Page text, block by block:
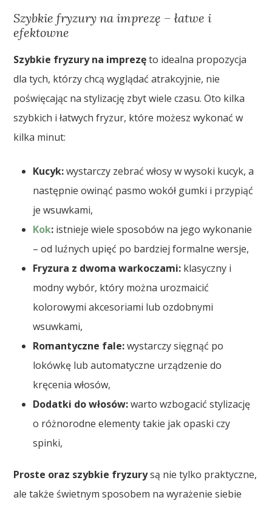
Szybkie fryzury na imprezę – łatwe i
efektowne
Szybkie fryzury na imprezęto idealna propozycja
dla tych, którzy chcą wyglądać atrakcyjnie, nie
poświęcając na stylizację zbyt wiele czasu. Oto kilka
szybkich i łatwych fryzur, które możesz wykonać w
kilka minut:
Kucyk:wystarczy zebrać włosy w wysoki kucyk, a
następnie owinąć pasmo wokół gumki i przypiąć
je wsuwkami,
Kok: istnieje wiele sposobów na jego wykonanie
– od luźnych upięć po bardziej formalne wersje,
Fryzura z dwoma warkoczami: klasyczny i
modny wybór, który można urozmaicić
kolorowymi akcesoriami lub ozdobnymi
wsuwkami,
Romantyczne fale:wystarczy sięgnąć po
lokówkę lub automatyczne urządzenie do
kręcenia włosów,
Dodatki do włosów:warto wzbogacić stylizację
o różnorodne elementy takie jak opaski czy
spinki,
Proste oraz szybkie fryzurysą nie tylko praktyczne,
ale także świetnym sposobem na wyrażenie siebie